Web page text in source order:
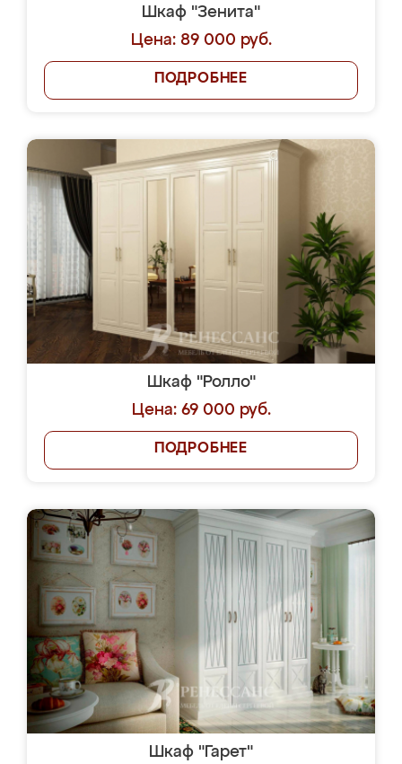
Шкаф "Зенита"
Цена: 89 000 руб.
ПОДРОБНЕЕ
Шкаф "Ролло"
Цена: 69 000 руб.
ПОДРОБНЕЕ
Шкаф "Гарет"